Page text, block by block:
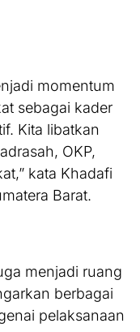
momentum
sebagai kader
Kita libatkan
OKP,
kata Khadafi
Barat.
menjadi ruang
berbagai
pelaksanaan